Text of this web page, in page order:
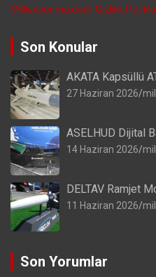
Millisavunma.com Gizlilik
Son Konular
AKATA Kapsüllü
27 Haziran 2026
ASELHUD Dijital
14 Haziran 2026
DELTAV Ramjet
11 Haziran 2026
Son Yorumlar